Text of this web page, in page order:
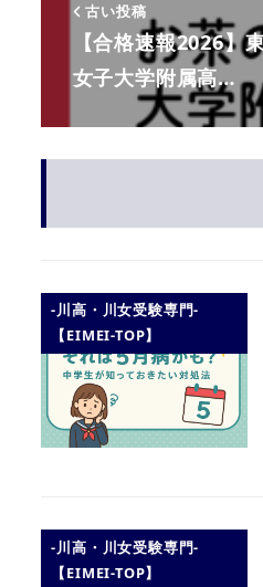
古い投稿
【合格速報2026】
女子大学附属高…
-川高・川女受験専門-
【EIMEI-TOP】
-川高・川女受験専門-
【EIMEI-TOP】